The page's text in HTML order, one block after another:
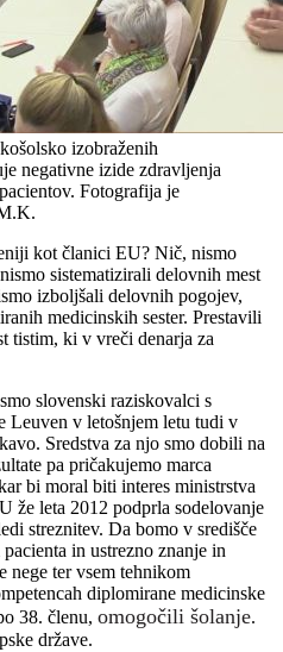
izobraženih
negativne izide zdravljenja
Fotografija je
kot članici EU? Nič, nismo
sistematizirali delovnih mest
izboljšali delovnih pogojev,
medicinskih sester. Prestavili
tistim, ki v vreči denarja za
slovenski raziskovalci s
Leuven v letošnjem letu tudi v
Sredstva za njo smo dobili na
pa pričakujemo marca
bi moral biti interes ministrstva
že leta 2012 podprla sodelovanje
streznitev. Da bomo v središče
in ustrezno znanje in
nege ter vsem tehnikom
diplomirane medicinske
38. členu, omogočili šolanje.
države.